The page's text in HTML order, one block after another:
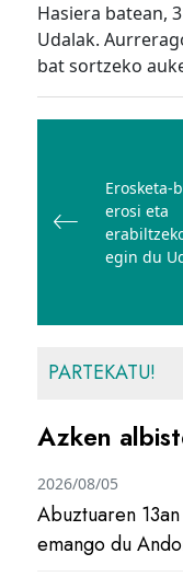
Hasiera batean,
Udalak.
bat sortzeko
nabigatu
Erosketa-
erosi eta
egin du
PARTEKATU!
Azken
Abuztuaren
emango du
2026/08/05